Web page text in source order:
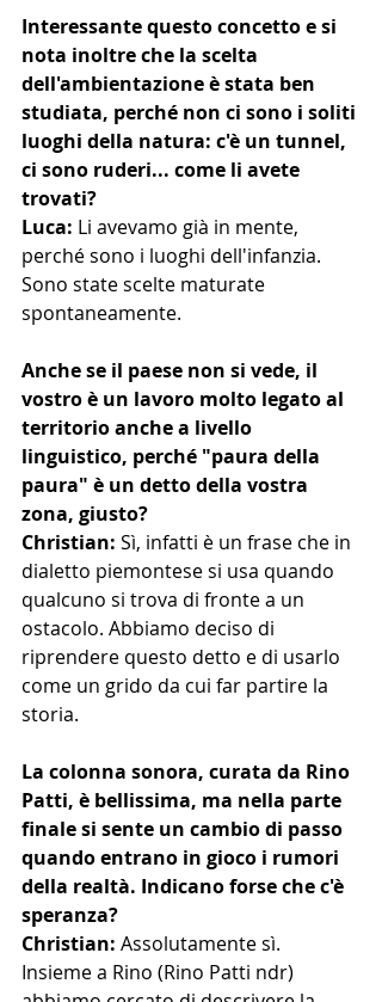
Interessante questo concetto e si
nota inoltre che la scelta
dell'ambientazione è stata ben
studiata, perché non ci sono i soliti
luoghi della natura: c'è un tunnel,
ci sono ruderi... come li avete
trovati?
Luca: Li avevamo già in mente,
perché sono i luoghi dell'infanzia.
Sono state scelte maturate
spontaneamente.
Anche se il paese non si vede, il
vostro è un lavoro molto legato al
territorio anche a livello
linguistico, perché "paura della
paura" è un detto della vostra
zona, giusto?
Christian: Sì, infatti è un frase che in
dialetto piemontese si usa quando
qualcuno si trova di fronte a un
ostacolo. Abbiamo deciso di
riprendere questo detto e di usarlo
come un grido da cui far partire la
storia.
La colonna sonora, curata da Rino
Patti, è bellissima, ma nella parte
finale si sente un cambio di passo
quando entrano in gioco i rumori
della realtà. Indicano forse che c'è
speranza?
Christian: Assolutamente sì.
Insieme a Rino (Rino Patti ndr)